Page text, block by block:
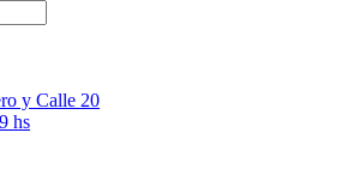
y Calle 20
hs